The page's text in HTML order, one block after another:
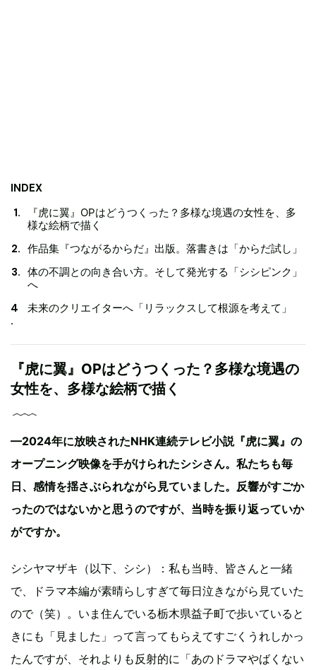
INDEX
『虎に翼』OPはどうつくった？多様な境遇の女性を、多
様な絵柄で描く
作品集『つながるからだ』出版。落書きは「からだ試し」
体の不調との向き合い方。そして発光する「シシピンク」
へ
未来のクリエイターへ「リラックスして根源を考えて」
『虎に翼』OPはどうつくった？多様な境遇の
女性を、多様な絵柄で描く
—2024年に放映されたNHK連続テレビ小説『虎に翼』の
オープニング映像を手がけられたシシさん。私たちも毎
日、感情を揺さぶられながら見ていました。反響がすごか
ったのではないかと思うのですが、当時を振り返っていか
がですか。
シシヤマザキ（以下、シシ）：私も当時、皆さんと一緒
で、ドラマ本編が素晴らしすぎて毎日泣きながら見ていた
ので（笑）。いま住んでいる栃木県益子町で歩いていると
きにも「見ました」って言ってもらえてすごくうれしかっ
たんですが、それよりも反射的に「あのドラマやばくない